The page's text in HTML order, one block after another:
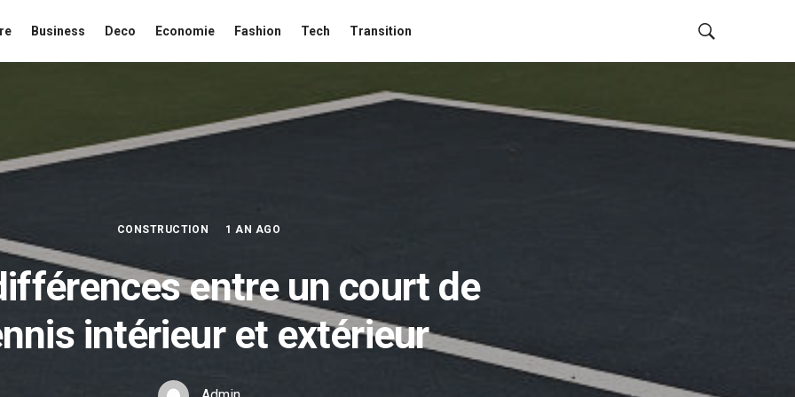
Business Deco Economie Fashion Tech Transition
CONSTRUCTION 1 AN AGO
entre un court de
intérieur et extérieur